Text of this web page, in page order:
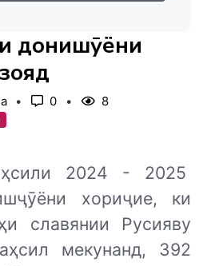
0 8
2024 - 2025
хориҷие, ки
славянии Русияву
мекунанд, 392